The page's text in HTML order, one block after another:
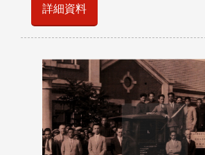
詳細資料